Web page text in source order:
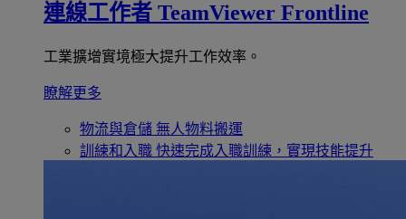
連線工作者 TeamViewer Frontline
工業擴增實境極大提升工作效率。
瞭解更多
物流與倉儲 無人物料搬運
訓練和入職 快速完成入職訓練，實現技能提升